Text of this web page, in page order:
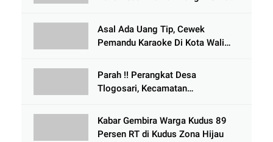
Tlogowungu, di Duga
Selewengkan Bantuan Mushola
Asal Ada Uang Tip, Cewek
Pemandu Karaoke Di Kota Wali
Parah !! Perangkat Desa
Tlogosari, Kecamatan
Rumah dari BAZNAS
Kabar Gembira Warga Kudus 89
Persen RT di Kudus Zona Hijau